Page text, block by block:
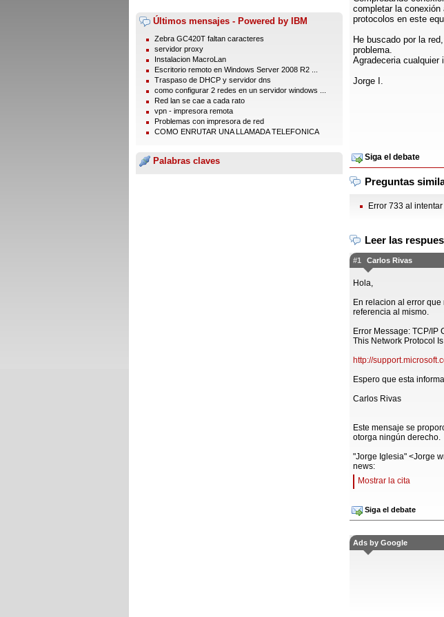
Últimos mensajes - Powered by IBM
Zebra GC420T faltan caracteres
servidor proxy
Instalacion MacroLan
Escritorio remoto en Windows Server 2008 R2 ...
Traspaso de DHCP y servidor dns
como configurar 2 redes en un servidor windows ...
Red lan se cae a cada rato
vpn - impresora remota
Problemas con impresora de red
COMO ENRUTAR UNA LLAMADA TELEFONICA
Palabras claves
completar la
protocolos en este
He buscado por la
problema.
Agradeceria cualquier
Jorge I.
Siga el debate
Preguntas
Error 733 al
Leer las
#1 Carlos Rivas
Hola,
En relacion al error
referencia al mismo.
Error Message: TCP/IP
This Network Protocol
http://
Espero que esta
Carlos Rivas
Este mensaje se
otorga ningún derecho.
"Jorge Iglesia" <Jorge
news:
Mostrar la cita
Siga el debate
Ads by Google